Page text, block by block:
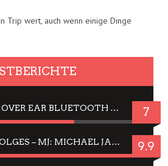
Trip wert, auch wenn einige Dinge
JBL TUNE 720BT: OVER EAR BLUETOOTH KOPFHÖRER UM DIE 50,-€ IM DAUER-TEST 7
WEGEN DES ERFOLGES – MJ: MICHAEL JACKSON MUSICAL IN EINER MATINEE SEHEN 9.9